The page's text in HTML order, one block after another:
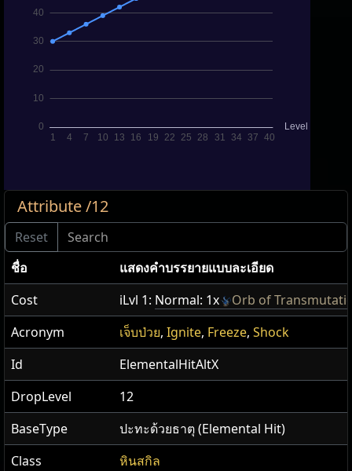
Attribute /12
ชื่อ
แสดง​คำ​บรรยายแบบ​ละเอียด
Cost
iLvl 1: Normal: 1x
Orb of
Acronym
เจ็บป่วย, Ignite, Freeze, Shock
Id
ElementalHitAltX
DropLevel
12
BaseType
ปะทะด้วยธาตุ (Elemental Hit)
Class
หินสกิล